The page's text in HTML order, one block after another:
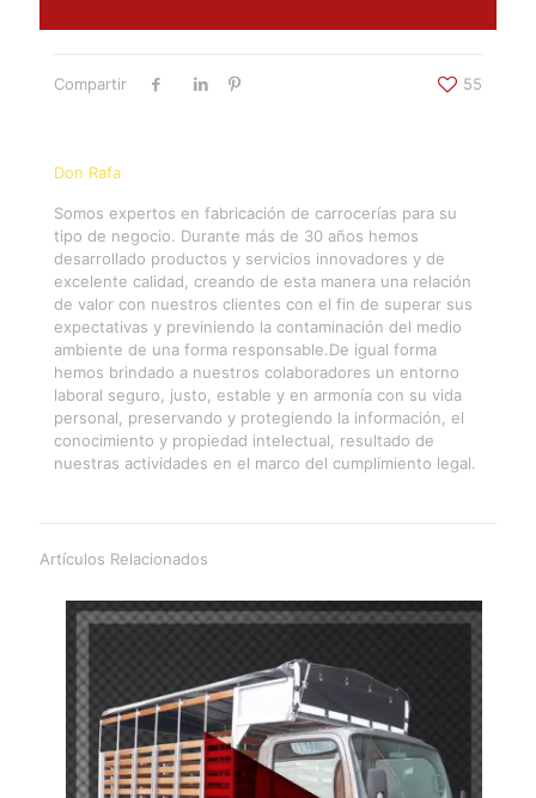
Compartir 55
Don Rafa
Somos expertos en fabricación de carrocerías para su
tipo de negocio. Durante más de 30 años hemos
desarrollado productos y servicios innovadores y de
excelente calidad, creando de esta manera una relación
de valor con nuestros clientes con el fin de superar sus
expectativas y previniendo la contaminación del medio
ambiente de una forma responsable.De igual forma
hemos brindado a nuestros colaboradores un entorno
laboral seguro, justo, estable y en armonía con su vida
personal, preservando y protegiendo la información, el
conocimiento y propiedad intelectual, resultado de
nuestras actividades en el marco del cumplimiento legal.
Artículos Relacionados